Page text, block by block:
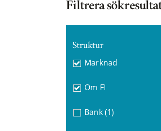
Filtrera
Struktur
Marknad
Om FI
Bank (1)